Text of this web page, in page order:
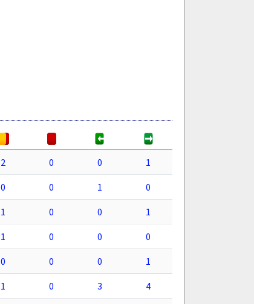
2 0 0 1
0 0 1 0
1 0 0 1
1 0 0 0
0 0 0 1
1 0 3 4